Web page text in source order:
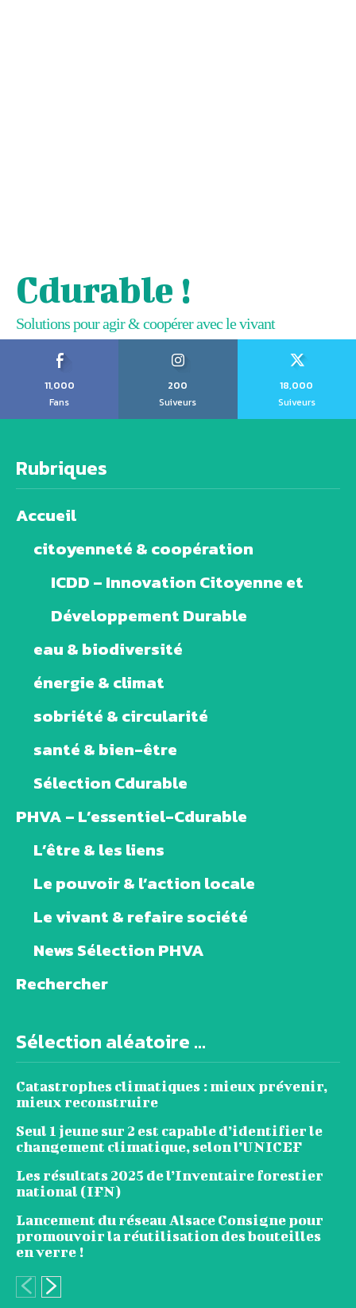
Cdurable !
Solutions pour agir & coopérer avec le vivant
11,000
Fans
200
Suiveurs
18,000
Suiveurs
Rubriques
Accueil
citoyenneté & coopération
ICDD – Innovation Citoyenne et
Développement Durable
eau & biodiversité
énergie & climat
sobriété & circularité
santé & bien-être
Sélection Cdurable
PHVA – L’essentiel-Cdurable
L’être & les liens
Le pouvoir & l’action locale
Le vivant & refaire société
News Sélection PHVA
Rechercher
Sélection aléatoire ...
Catastrophes climatiques : mieux prévenir,
mieux reconstruire
Seul 1 jeune sur 2 est capable d’identifier le
changement climatique, selon l’UNICEF
Les résultats 2025 de l’Inventaire forestier
national (IFN)
Lancement du réseau Alsace Consigne pour
promouvoir la réutilisation des bouteilles
en verre !